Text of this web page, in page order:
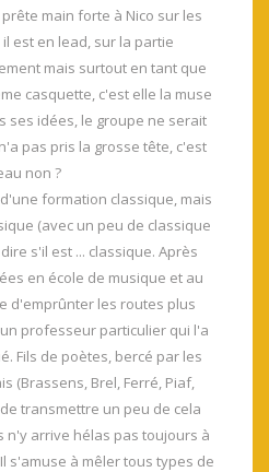
main forte à Nico sur les
est en lead, sur la partie
mais surtout en tant que
casquette, c'est elle la muse
ses idées, le groupe ne serait
pas pris la grosse tête, c'est
non ?
formation classique, mais
(avec un peu de classique
s'il est ... classique. Après
en école de musique et au
d'emprûnter les routes plus
professeur particulier qui l'a
Fils de poètes, bercé par les
(Brassens, Brel, Ferré, Piaf,
transmettre un peu de cela
n'y arrive hélas pas toujours à
s'amuse à mêler tous types de